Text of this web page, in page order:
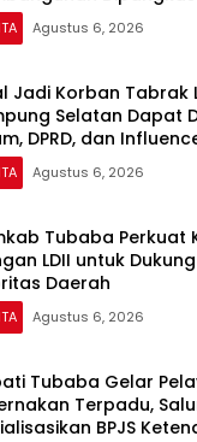
Agustus 6, 2026
Jadi Korban Tabrak
Selatan Dapat
DPRD, dan
Agustus 6, 2026
Tubaba Perkuat
LDII untuk
Daerah
Agustus 6, 2026
Tubaba Gelar
Terpadu,
BPJS